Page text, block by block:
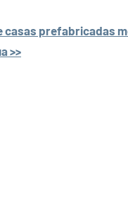
casas prefabricadas
>>